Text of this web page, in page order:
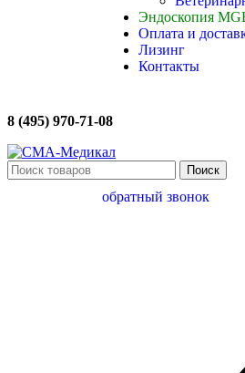
Эндоскопия
Оплата и
Лизинг
Контакты
8 (495) 970-71-08
Поиск
обратный звонок